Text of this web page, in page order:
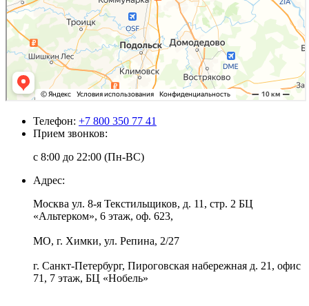
Телефон: +7 800 350 77 41
Прием звонков:
с 8:00 до 22:00 (Пн-ВС)
Адрес:
Москва ул. 8-я Текстильщиков, д. 11, стр. 2 БЦ
«Альтерком», 6 этаж, оф. 623,
МО, г. Химки, ул. Репина, 2/27
г. Санкт-Петербург, Пироговская набережная д. 21, офис
71, 7 этаж, БЦ «Нобель»